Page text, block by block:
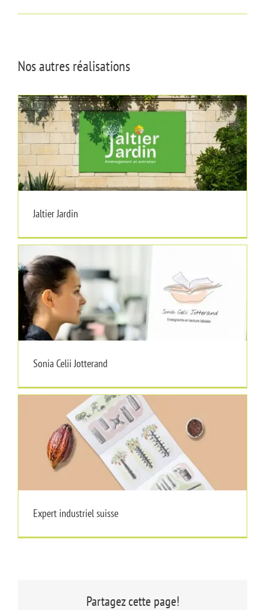
Nos autres réalisations
Jaltier Jardin
Jaltier Jardin
Sonia Celii Jotterand
Sonia Celii Jotterand
Expert industriel suisse
Expert industriel suisse
Partagez cette page!